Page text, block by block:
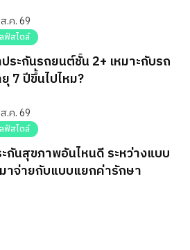
.ค. 69
ฟ์สไตล์
ระกันรถยนต์ชั้น 2+ เหมาะกับรถ
7 ปีขึ้นไปไหม?
.ค. 69
ฟ์สไตล์
กันสุขภาพอันไหนดี ระหว่างแบบ
าจ่ายกับแบบแยกค่ารักษา